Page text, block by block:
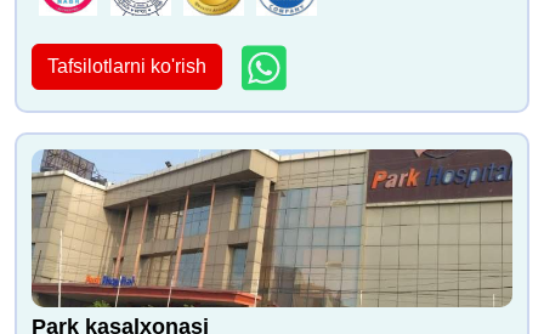
Doktor Pavan Raval Dr. SK Rajan
Tafsilotlarni ko'rish
Park kasalxonasi